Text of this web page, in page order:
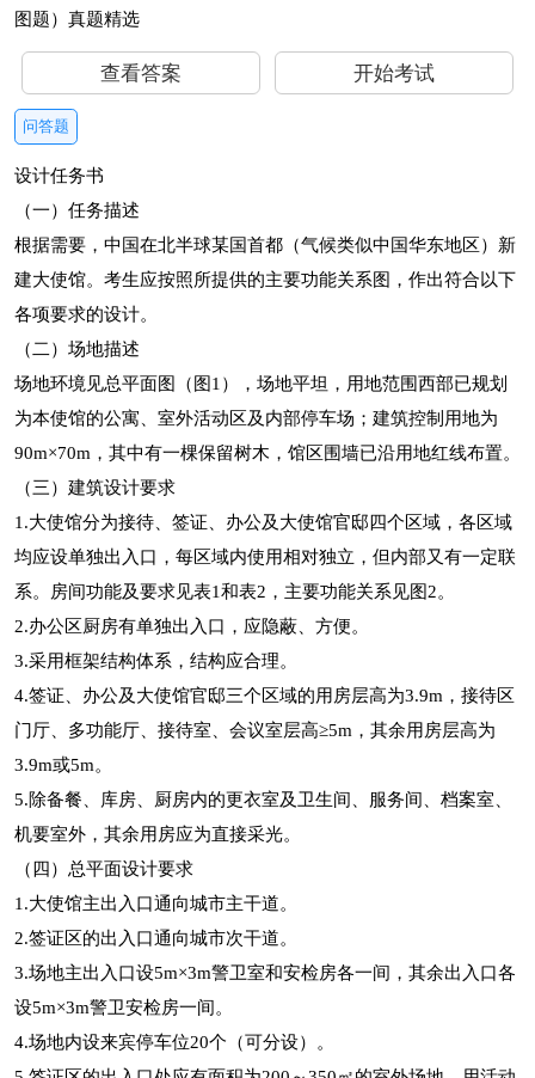
查看答案 开始考试
问答题
设计任务书
（一）任务描述
根据需要，中国在北半球某国首都（气候类似中国华东地区）新
建大使馆。考生应按照所提供的主要功能关系图，作出符合以下
各项要求的设计。
（二）场地描述
场地环境见总平面图（图1），场地平坦，用地范围西部已规划
为本使馆的公寓、室外活动区及内部停车场；建筑控制用地为
90m×70m，其中有一棵保留树木，馆区围墙已沿用地红线布置。
（三）建筑设计要求
1.大使馆分为接待、签证、办公及大使馆官邸四个区域，各区域
均应设单独出入口，每区域内使用相对独立，但内部又有一定联
系。房间功能及要求见表1和表2，主要功能关系见图2。
2.办公区厨房有单独出入口，应隐蔽、方便。
3.采用框架结构体系，结构应合理。
4.签证、办公及大使馆官邸三个区域的用房层高为3.9m，接待区
门厅、多功能厅、接待室、会议室层高≥5m，其余用房层高为
3.9m或5m。
5.除备餐、库房、厨房内的更衣室及卫生间、服务间、档案室、
机要室外，其余用房应为直接采光。
（四）总平面设计要求
1.大使馆主出入口通向城市主干道。
2.签证区的出入口通向城市次干道。
3.场地主出入口设5m×3m警卫室和安检房各一间，其余出入口各
设5m×3m警卫安检房一间。
4.场地内设来宾停车位20个（可分设）。